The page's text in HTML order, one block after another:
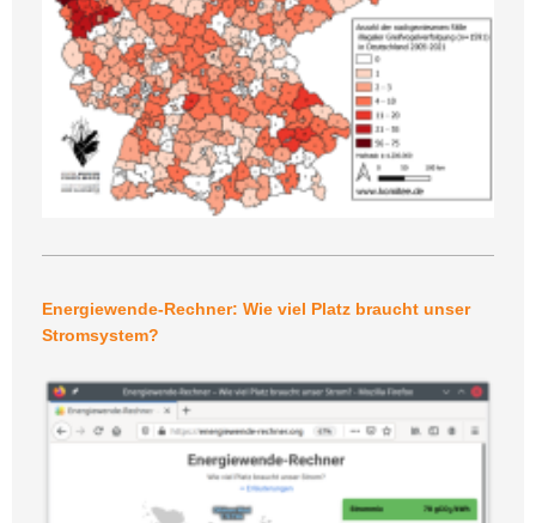
Energiewende-Rechner: Wie viel Platz braucht unser
Stromsystem?